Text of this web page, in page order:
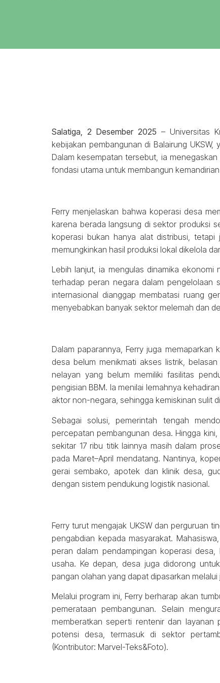
Salatiga, 2 Desember 2025 – Universitas
kebijakan pembangunan di Balairung
Dalam kesempatan tersebut, ia
fondasi utama untuk membangun
Ferry menjelaskan bahwa koperasi desa
karena berada langsung di sektor produksi
koperasi bukan hanya alat distribusi,
memungkinkan hasil produksi lokal dikelola
Lebih lanjut, ia mengulas dinamika
terhadap peran negara dalam pengelolaan
internasional dianggap membatasi ruang
menyebabkan banyak sektor melemah dan
Dalam paparannya, Ferry juga memaparkan
desa belum menikmati akses listrik,
nelayan yang belum memiliki fasilitas
pengisian BBM. Ia menilai lemahnya
aktor non-negara, sehingga kemiskinan sulit
Sebagai solusi, pemerintah tengah
percepatan pembangunan desa. Hingga
sekitar 17 ribu titik lainnya masih dalam
pada Maret–April mendatang. Nantinya,
gerai sembako, apotek dan klinik desa,
dengan sistem pendukung logistik nasional.
Ferry turut mengajak UKSW dan perguruan
pengabdian kepada masyarakat.
peran dalam pendampingan koperasi
usaha. Ke depan, desa juga didorong
pangan olahan yang dapat dipasarkan
Melalui program ini, Ferry berharap akan
pemerataan pembangunan. Selain
memberatkan seperti rentenir dan layanan
potensi desa, termasuk di sektor
(Kontributor: Marvel-Teks&Foto).